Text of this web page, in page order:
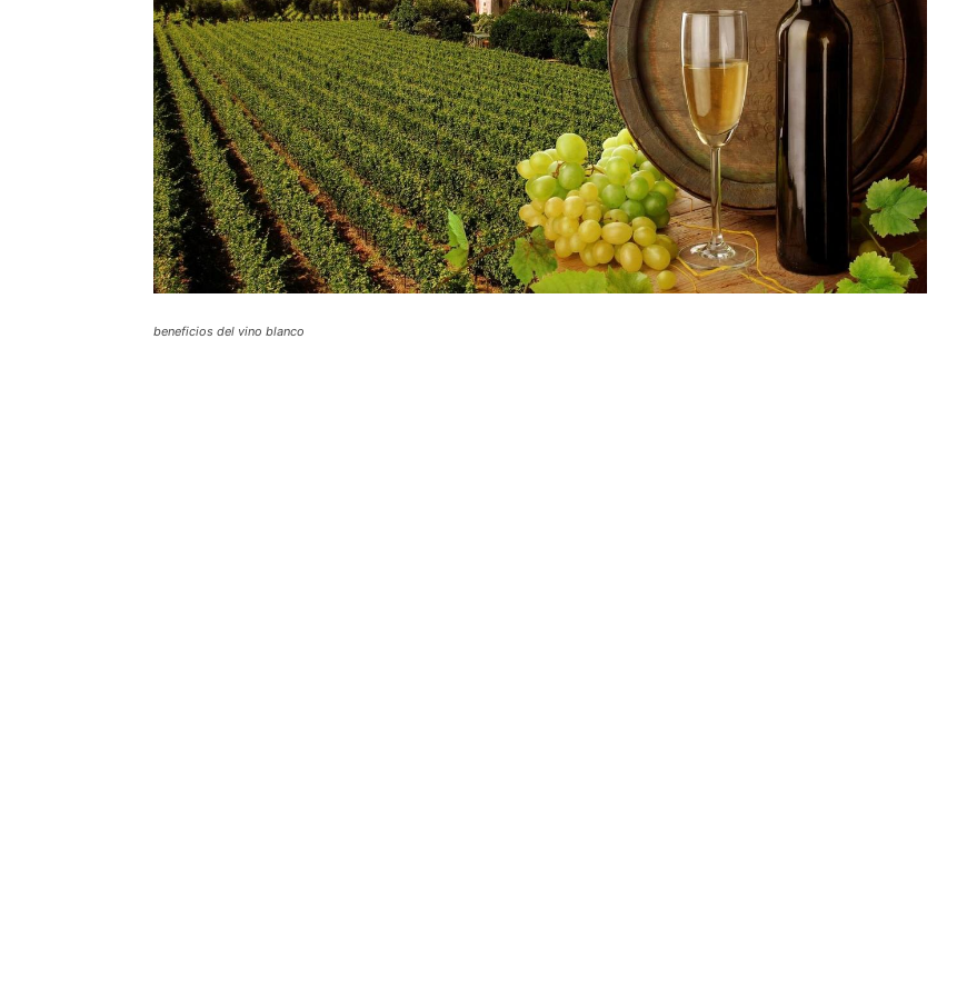
beneficios del vino blanco